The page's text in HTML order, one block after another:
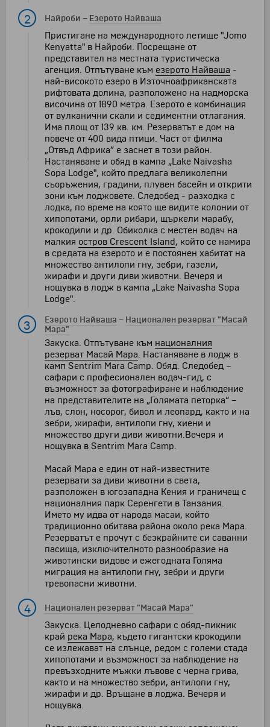
2 Найроби – Езерото Найваша
Пристигане на международното летище "Jomo
Kenyatta" в Найроби. Посрещане от
представител на местната туристическа
агенция. Отпътуване към езерото Найваша -
най-високото езеро в Източноафриканската
рифтовата долина, разположено на надморска
височина от 1890 метра. Езерото е комбинация
от вулканични скали и седиментни отлагания.
Има площ от 139 кв. км. Резерватът е дом на
повече от 400 вида птици. Част от филма
„Отвъд Африка” е заснет в този район.
Настаняване и обяд в кампа „Lake Naivasha
Sopa Lodge", който предлага великолепни
съоръжения, градини, плувен басейн и открити
зони към лоджовете. Следобед - разходка с
лодка, по време на която ще видите колонии от
хипопотами, орли рибари, щъркели марабу,
крокодили и др. Обиколка с местен водач на
малкия остров Crescent Island, който се намира
в средата на езерото и е постоянен хабитат на
множество антилопи гну, зебри, газели,
жирафи и други диви животни. Вечеря и
нощувка в лодж в кампа „Lake Naivasha Sopa
Lodge".
3 Езерото Найваша – Национален резерват "Масай
Мара"
Закуска. Отпътуване към националния
резерват Масай Мара. Настаняване в лодж в
камп Sentrim Mara Camp. Обяд. Следобед –
сафари с професионален водач-гид, с
възможност за фотографиране и наблюдение
на представителите на „Голямата петорка“ –
лъв, слон, носорог, бивол и леопард, както и на
зебри, жирафи, антилопи гну, хиени и
множество други диви животни.Вечеря и
нощувка в Sentrim Mara Camp.
Масай Мара е един от най-известните
резервати за диви животни в света,
разположен в югозападна Кения и граничещ с
националния парк Серенгети в Танзания.
Името му идва от народа масаи, който
традиционно обитава района около река Мара.
Резерватът е прочут с безкрайните си саванни
пасища, изключителното разнообразие на
животински видове и ежегодната Голяма
миграция на антилопи гну, зебри и други
тревопасни животни.
4 Национален резерват "Масай Мара"
Закуска. Целодневно сафари с обяд-пикник
край река Мара, където гигантски крокодили
се излежават на слънце, редом с големи стада
хипопотами и възможност за наблюдение на
превъзходните мъжки лъвове с черна грива,
както и на множество зебри, антилопи гну,
жирафи и др. Връщане в лоджа. Вечеря и
нощувка.